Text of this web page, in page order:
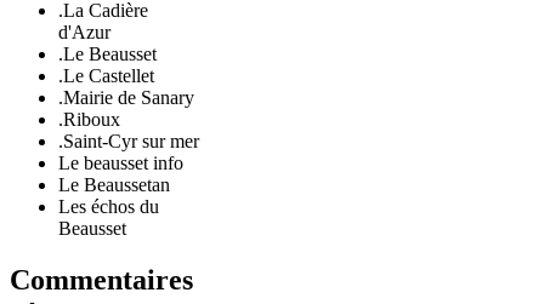
.La Cadière
d'Azur
.Le Beausset
.Le Castellet
.Mairie de Sanary
.Riboux
.Saint-Cyr sur mer
Le beausset info
Le Beaussetan
Les échos du
Beausset
Commentaires